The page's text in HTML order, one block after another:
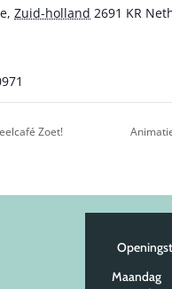
, Zuid-holland 2691 KR
Zoet!